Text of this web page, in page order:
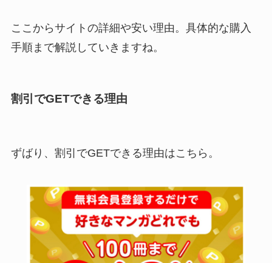
ここからサイトの詳細や安い理由。具体的な購入
手順まで解説していきますね。
割引でGETできる理由
ずばり、割引でGETできる理由はこちら。